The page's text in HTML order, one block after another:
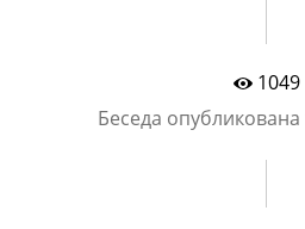
1049
Беседа опубликована